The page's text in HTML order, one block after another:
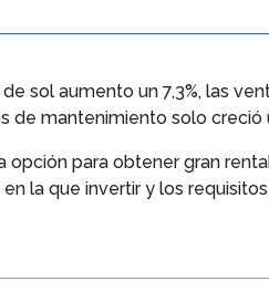
sol aumento un 7,3%, las
mantenimiento solo creció
para obtener gran
la que invertir y los